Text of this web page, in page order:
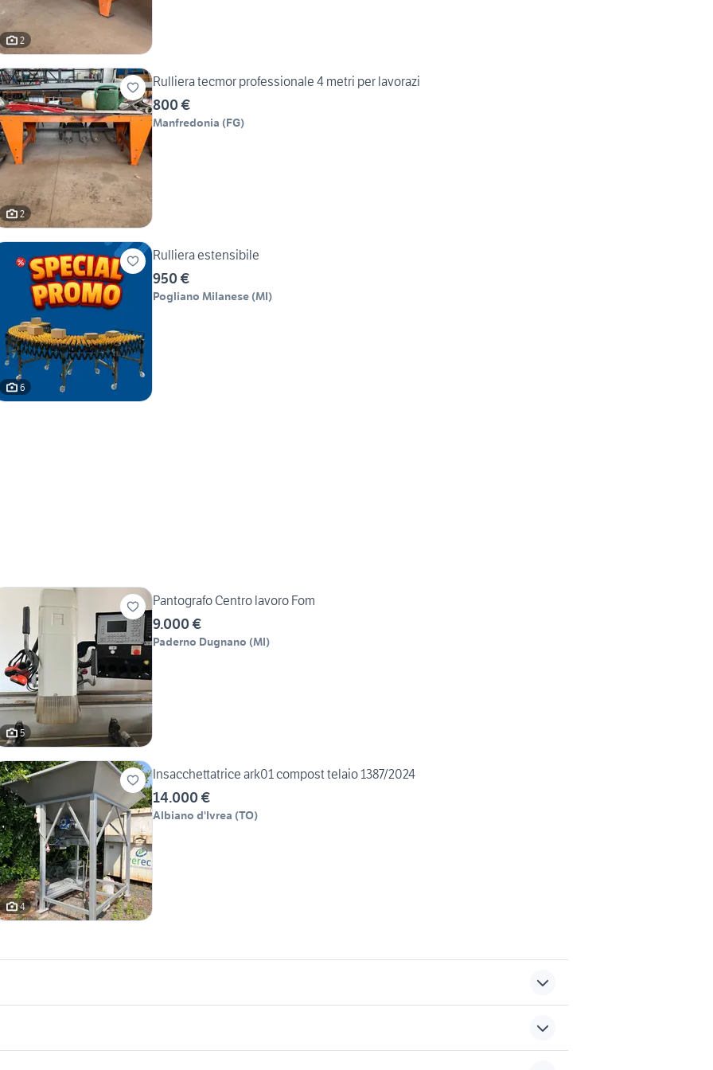
2
2
Rulliera tecmor professionale 4 metri per lavorazi
800 €
Manfredonia (FG)
6
Rulliera estensibile
950 €
Pogliano Milanese (MI)
5
Pantografo Centro lavoro Fom
9.000 €
Paderno Dugnano (MI)
4
Insacchettatrice ark01 compost telaio 1387/2024
14.000 €
Albiano d'Ivrea (TO)